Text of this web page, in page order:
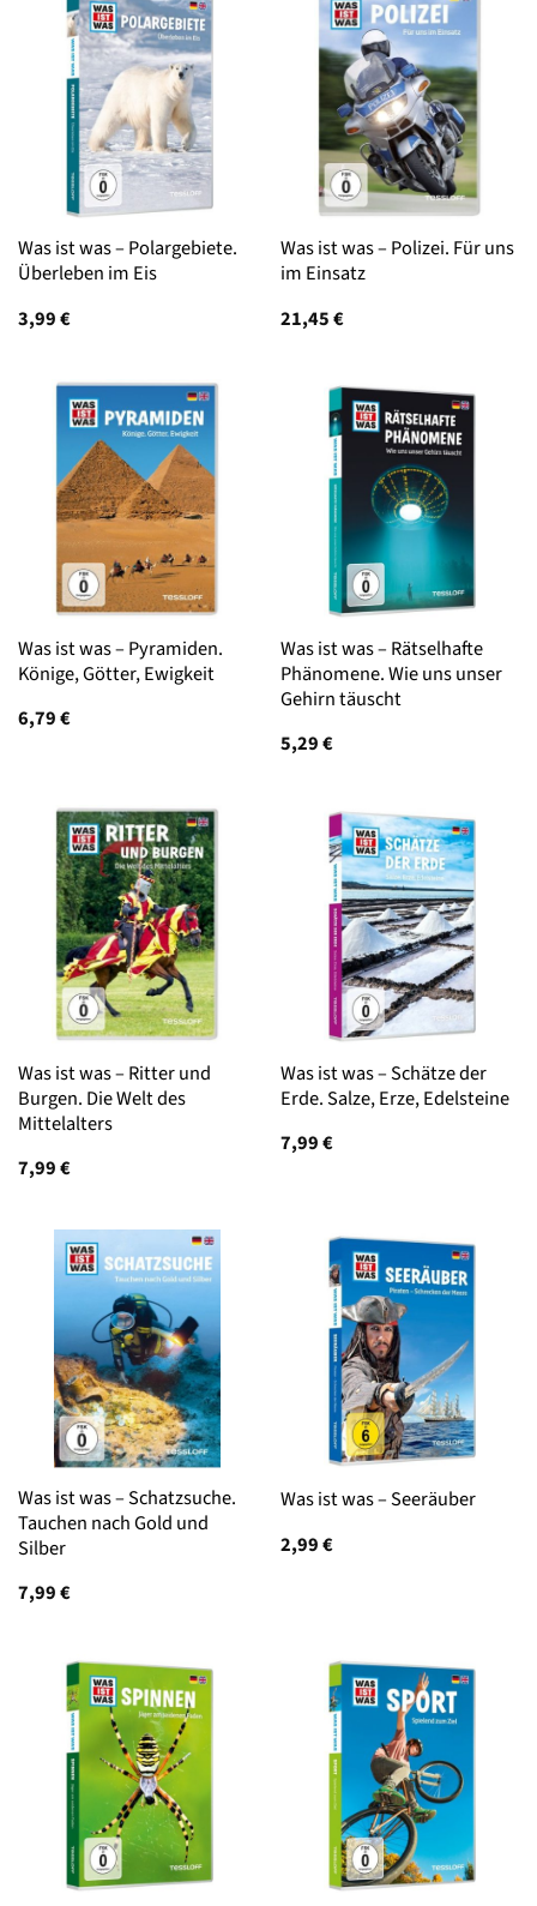
Was ist was – Polargebiete.
Überleben im Eis
3,99€
Was ist was – Polizei. Für uns
im Einsatz
21,45€
Was ist was – Pyramiden.
Könige, Götter, Ewigkeit
6,79€
Was ist was – Rätselhafte
Phänomene. Wie uns unser
Gehirn täuscht
5,29€
Was ist was – Ritter und
Burgen. Die Welt des
Mittelalters
7,99€
Was ist was – Schätze der
Erde. Salze, Erze, Edelsteine
7,99€
Was ist was – Schatzsuche.
Tauchen nach Gold und
Silber
7,99€
Was ist was – Seeräuber
2,99€